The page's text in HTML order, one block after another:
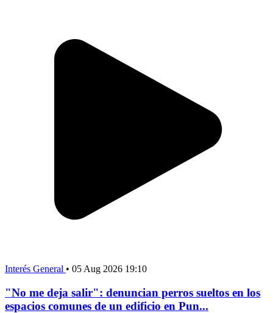
Interés General • 05 Aug 2026 19:10
"No me deja salir": denuncian perros sueltos en los
espacios comunes de un edificio en Pun...